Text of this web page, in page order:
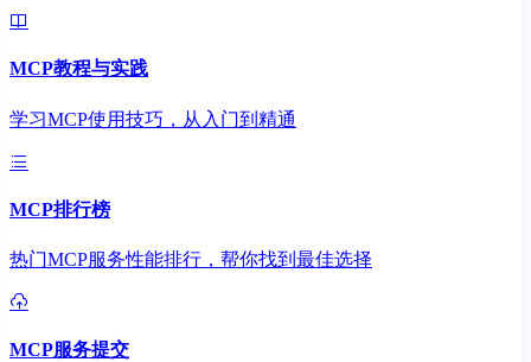
MCP教程与实践
学习MCP使用技巧，从入门到精通
MCP排行榜
热门MCP服务性能排行，帮你找到最佳选择
MCP服务提交